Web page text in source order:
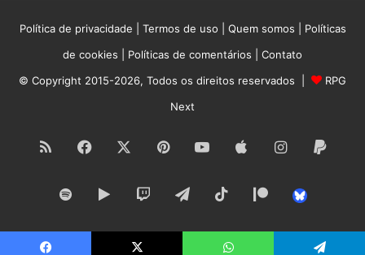
Com a participação de:
Edição por:
Vinicius Watzl
Uma produçãoRPG Next.
Política de privacidade Termos de uso Quem somos
Políticas
de cookies
Políticas de comentários
Contato
© Copyright 2015-2026, Todos os direitos reservados |
RPG
Next
RSS Facebook PinterestYouTubeAppleInstagram
SpotifyGoogle
Play
TwitchTelegramTikTokPatreon